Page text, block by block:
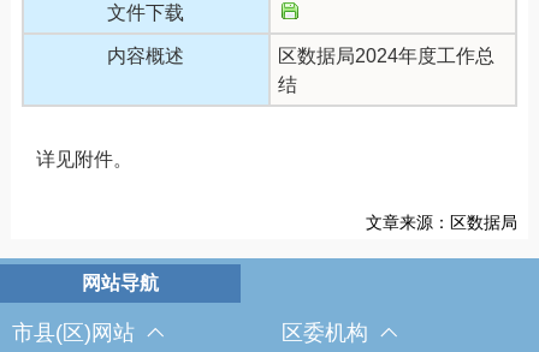
文件下载
内容概述
区数据局2024年度工作总
结
详见附件。
文章来源：区数据局
市县(区)网站 区委机构